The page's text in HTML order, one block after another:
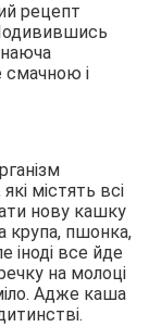
рецепт
смачною і
містять всі
нову кашку
крупа, пшонка,
іноді все йде
на молоці
Адже каша